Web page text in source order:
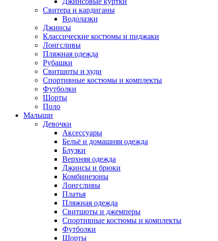
Свитера и кардиганы
Водолазки
Джинсы
Классические костюмы и пиджаки
Лонгсливы
Пляжная одежда
Рубашки
Свитшоты и худи
Спортивные костюмы и комплекты
Футболки
Шорты
Поло
Малыши
Девочки
Аксессуары
Бельё и домашняя одежда
Блузки
Верхняя одежда
Джинсы и брюки
Комбинезоны
Лонгсливы
Платья
Пляжная одежда
Свитшоты и джемперы
Спортивные костюмы и комплекты
Футболки
Шорты